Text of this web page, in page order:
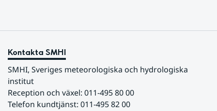
Kontakta SMHI
SMHI, Sveriges meteorologiska och hydrologiska
institut
Reception och växel: 011-495 80 00
Telefon kundtjänst: 011-495 82 00